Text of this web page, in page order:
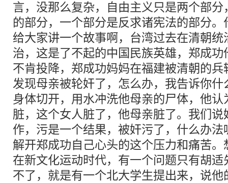
言，没那么复杂，自由主义只是两个部
的部分，一个部分是反求诸宪法的部分
给大家讲一个故事啊，台湾过去在清朝
治，这是了不起的中国民族英雄，郑成
不肯投降，郑成功妈妈在福建被清朝的
发现母亲被轮奸了，怎么办，我告诉你
身体切开，用水冲洗他母亲的尸体，他
脏，这个女人脏了，他母亲脏了。我们
作，污是一个结果，被奸污了，什么办
解开郑成功自己心头的这个压力和痛苦
在新文化运动时代，有一个问题只有胡
不了，就是有一个北大学生提出来，说